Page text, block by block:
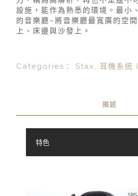
設施，能作為熟悉的環境。最小
的音樂廳–將音樂廳最寬廣的空
上、床邊與沙發上。
Categories： Stax 耳機系統
描述
特色